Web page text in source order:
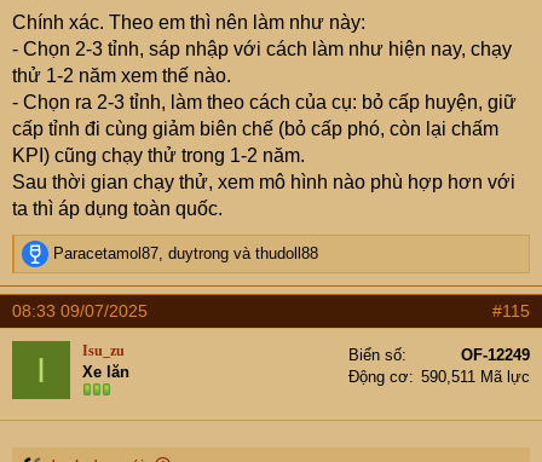
Chính xác. Theo em thì nên làm như này:
- Chọn 2-3 tỉnh, sáp nhập với cách làm như hiện nay, chạy
thử 1-2 năm xem thế nào.
- Chọn ra 2-3 tỉnh, làm theo cách của cụ: bỏ cấp huyện, giữ
cấp tỉnh đi cùng giảm biên chế (bỏ cấp phó, còn lại chấm
KPI) cũng chạy thử trong 1-2 năm.
Sau thời gian chạy thử, xem mô hình nào phù hợp hơn với
ta thì áp dụng toàn quốc.
R
e
a
c
t
n
s
Paracetamol87, duytrong và thudoll88
08:33 09/07/2025 #115
I Isu_zu
Xe lăn
Biển số
OF-12249
Động cơ
590,511 Mã lực